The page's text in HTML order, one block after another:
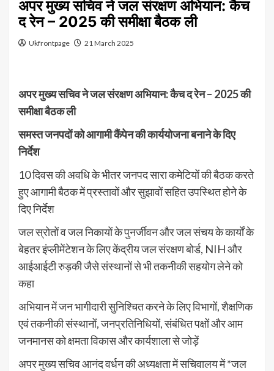
अपर मुख्य सचिव ने जल संरक्षण अभियान: कैच
द रेन – 2025 की समीक्षा बैठक ली
Ukfrontpage 21 March 2025
अपर मुख्य सचिव ने जल संरक्षण अभियान: कैच द रेन – 2025 की
समीक्षा बैठक ली
समस्त जनपदों को आगामी कैंपेन की कार्ययोजना बनाने के दिए
निर्देश
10 दिवस की अवधि के भीतर जनपद सारा कमेटियों की बैठक करते
हुए आगामी बैठक में प्रस्तावों और सुझावों सहित उपस्थित होने के
दिए निर्देश
जल स्रोतों व जल निकायों के पुनर्जीवन और जल संचय के कार्यों के
बेहतर इंप्लीमेंटेशन के लिए केंद्रीय जल संरक्षण बोर्ड, NIH और
आईआईटी रुड़की जैसे संस्थानों से भी तकनीकी सहयोग लेने को
कहा
अभियान में जन भागीदारी सुनिश्चित करने के लिए विभागों, शैक्षणिक
एवं तकनीकी संस्थानों, जनप्रतिनिधियों, संबंधित पक्षों और आम
जनमानस को क्षमता विकास और कार्यशाला से जोड़ें
अपर मुख्य सचिव आनंद वर्धन की अध्यक्षता में सचिवालय में *जल